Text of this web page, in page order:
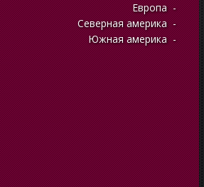
Европа
Северная америка
Южная америка